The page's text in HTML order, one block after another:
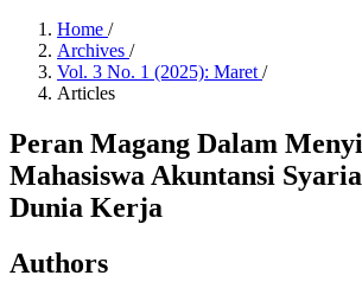
Home /
Archives /
Vol. 3 No. 1 (2025): Maret /
Articles
Peran Magang Dalam
Mahasiswa Akuntansi
Dunia Kerja
Authors